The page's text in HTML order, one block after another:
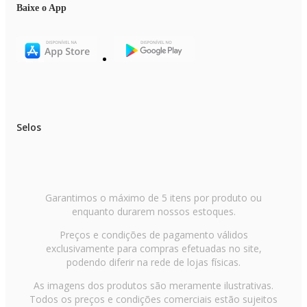
Baixe o App
Selos
Garantimos o máximo de 5 itens por produto ou
enquanto durarem nossos estoques.
Preços e condições de pagamento válidos
exclusivamente para compras efetuadas no site,
podendo diferir na rede de lojas físicas.
As imagens dos produtos são meramente ilustrativas.
Todos os preços e condições comerciais estão sujeitos